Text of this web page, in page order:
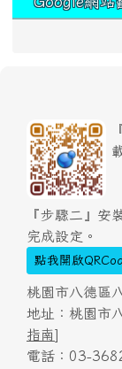
『步驟二』安
完成設定。
點我開啟
桃園市八德區
地址：桃園市
指南]
電話：03-